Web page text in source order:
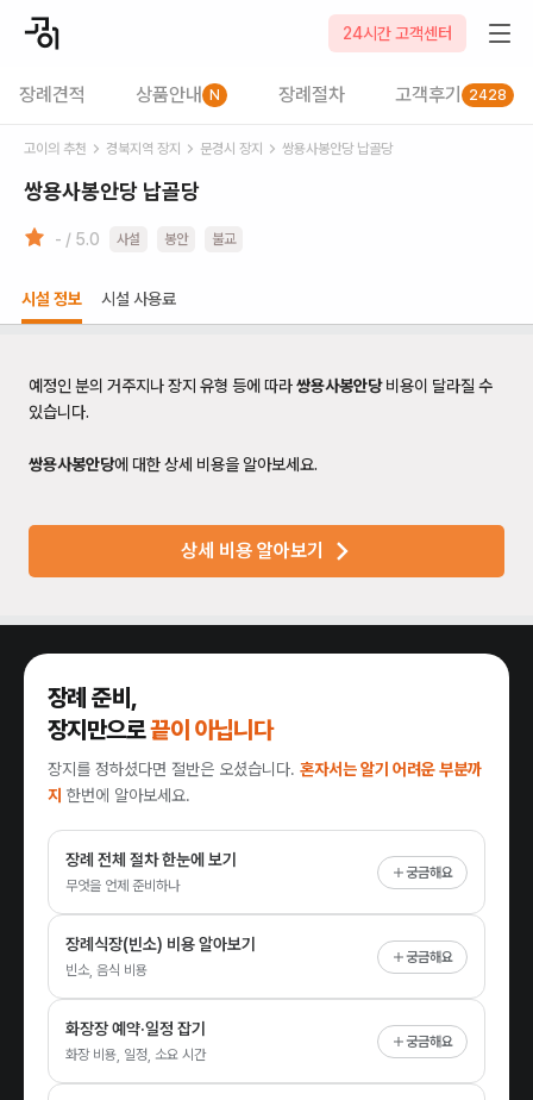
24시간 고객센터
장례견적 상품안내 N 장례절차 고객후기 2428
고이의 추천 경북지역 장지 문경시 장지 쌍용사봉안당 납골당
쌍용사봉안당 납골당
- / 5.0 사설 봉안 불교
시설 정보 시설 사용료
예정인 분의 거주지나 장지 유형 등에 따라쌍용사봉안당비용이 달라질 수
있습니다.
쌍용사봉안당에 대한 상세 비용을 알아보세요.
상세 비용 알아보기
장례 준비,
장지만으로끝이 아닙니다
장지를 정하셨다면 절반은 오셨습니다. 혼자서는 알기 어려운 부분까
지 한번에 알아보세요.
장례 전체 절차 한눈에 보기
무엇을 언제 준비하나
궁금해요
장례식장(빈소) 비용 알아보기
빈소, 음식 비용
궁금해요
화장장 예약·일정 잡기
화장 비용, 일정, 소요 시간
궁금해요